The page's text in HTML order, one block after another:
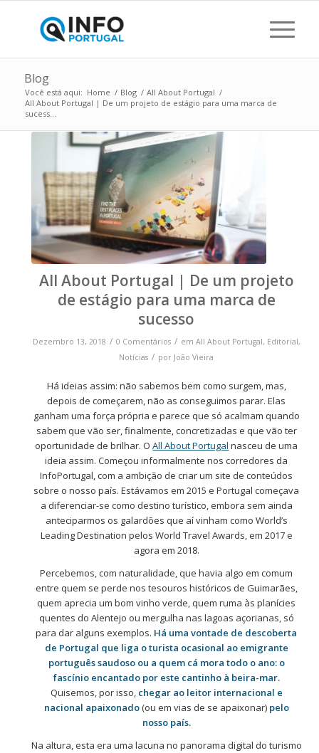
Blog
Você está aqui: Home / Blog / All About Portugal /
All About Portugal | De um projeto de estágio para uma marca de
sucess...
All About Portugal | De um projeto
de estágio para uma marca de
sucesso
Dezembro 13, 2018 / 0 Comentários / em All About Portugal, Editorial,
Notícias / por João Vieira
Há ideias assim: não sabemos bem como surgem, mas,
depois de começarem, não as conseguimos parar. Elas
ganham uma força própria e parece que só acalmam quando
sabem que vão ser, finalmente, concretizadas e que vão ter
oportunidade de brilhar. OAll About Portugal nasceu de uma
ideia assim. Começou informalmente nos corredores da
InfoPortugal, com a ambição de criar um site de conteúdos
sobre o nosso país. Estávamos em 2015 e Portugal começava
a diferenciar-se como destino turístico, embora sem ainda
anteciparmos os galardões que aí vinham como World’s
Leading Destination pelos World Travel Awards, em 2017 e
agora em 2018.
Percebemos, com naturalidade, que havia algo em comum
entre quem se perde nos tesouros históricos de Guimarães,
quem aprecia um bom vinho verde, quem ruma às planícies
quentes do Alentejo ou mergulha nas lagoas açorianas, só
para dar alguns exemplos. Há uma vontade de descoberta
de Portugal que liga o turista ocasional ao emigrante
português saudoso ou a quem cá mora todo o ano: o
fascínio encantado por este cantinho à beira-mar.
Quisemos, por isso, chegar ao leitor internacional e
nacional apaixonado(ou em vias de se apaixonar) pelo
nosso país.
Na altura, esta era uma lacuna no panorama digital do turismo